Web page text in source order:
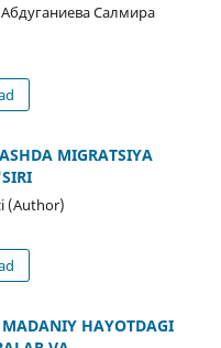
Салмира
MIGRATSIYA
(Author)
HAYOTDAGI